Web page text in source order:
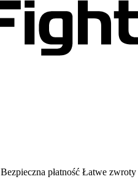
Bezpieczna płatność Łatwe zwroty